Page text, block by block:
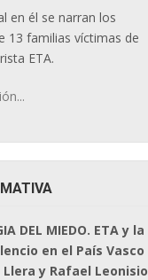
en él se narran los
13 familias víctimas de
ETA.
DEL MIEDO. ETA y la
en el País Vasco
Llera y Rafael Leonisio